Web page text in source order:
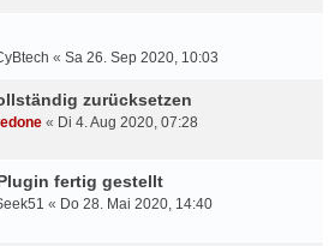
« Sa 26. Sep 2020, 10:03
zurücksetzen
« Di 4. Aug 2020, 07:28
fertig gestellt
« Do 28. Mai 2020, 14:40